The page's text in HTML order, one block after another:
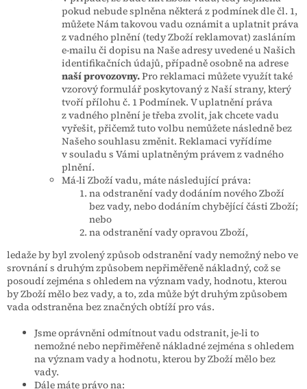
pokud nebude splněna některá z podmínek dle čl. 1,
můžete Nám takovou vadu oznámit a uplatnit práva
z vadného plnění (tedy Zboží reklamovat) zasláním
e-mailu či dopisu na Naše adresy uvedené u Našich
identifikačních údajů, případně osobně na adrese
naší provozovny.Pro reklamaci můžete využít také
vzorový formulář poskytovaný z Naší strany, který
tvoří přílohu č. 1 Podmínek. V uplatnění práva
z vadného plnění je třeba zvolit, jak chcete vadu
vyřešit, přičemž tuto volbu nemůžete následně bez
Našeho souhlasu změnit. Reklamaci vyřídíme
v souladu s Vámi uplatněným právem z vadného
plnění.
Má-li Zboží vadu, máte následující práva:
na odstranění vady dodáním nového Zboží
bez vady, nebo dodáním chybějící části Zboží;
nebo
na odstranění vady opravou Zboží,
ledaže by byl zvolený způsob odstranění vady nemožný nebo ve
srovnání s druhým způsobem nepřiměřeně nákladný, což se
posoudí zejména s ohledem na význam vady, hodnotu, kterou
by Zboží mělo bez vady, a to, zda může být druhým způsobem
vada odstraněna bez značných obtíží pro vás.
Jsme oprávněni odmítnout vadu odstranit, je-li to
nemožné nebo nepřiměřeně nákladné zejména s ohledem
na význam vady a hodnotu, kterou by Zboží mělo bez
vady.
Dále máte právo na: